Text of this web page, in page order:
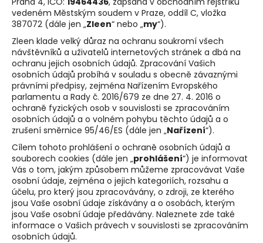
vedeném Městským soudem v Praze, oddíl C, vložka
387072 (dále jen „Zleen“ nebo „my“).
Zleen klade velký důraz na ochranu soukromí všech
návštěvníků a uživatelů internetových stránek a dbá na
ochranu jejich osobních údajů. Zpracování Vašich
osobních údajů probíhá v souladu s obecně závaznými
právními předpisy, zejména Nařízením Evropského
parlamentu a Rady č. 2016/679 ze dne 27. 4. 2016 o
ochraně fyzických osob v souvislosti se zpracováním
osobních údajů a o volném pohybu těchto údajů a o
zrušení směrnice 95/46/ES (dále jen „Nařízení“).
Cílem tohoto prohlášení o ochraně osobních údajů a
souborech cookies (dále jen „prohlášení“) je informovat
Vás o tom, jakým způsobem můžeme zpracovávat Vaše
osobní údaje, zejména o jejich kategoriích, rozsahu a
účelu, pro který jsou zpracovávány, o zdroji, ze kterého
jsou Vaše osobní údaje získávány a o osobách, kterým
jsou Vaše osobní údaje předávány. Naleznete zde také
informace o Vašich právech v souvislosti se zpracováním
osobních údajů.
u
j
e
t
e
n
a
j
í
t
?
HLEDAT